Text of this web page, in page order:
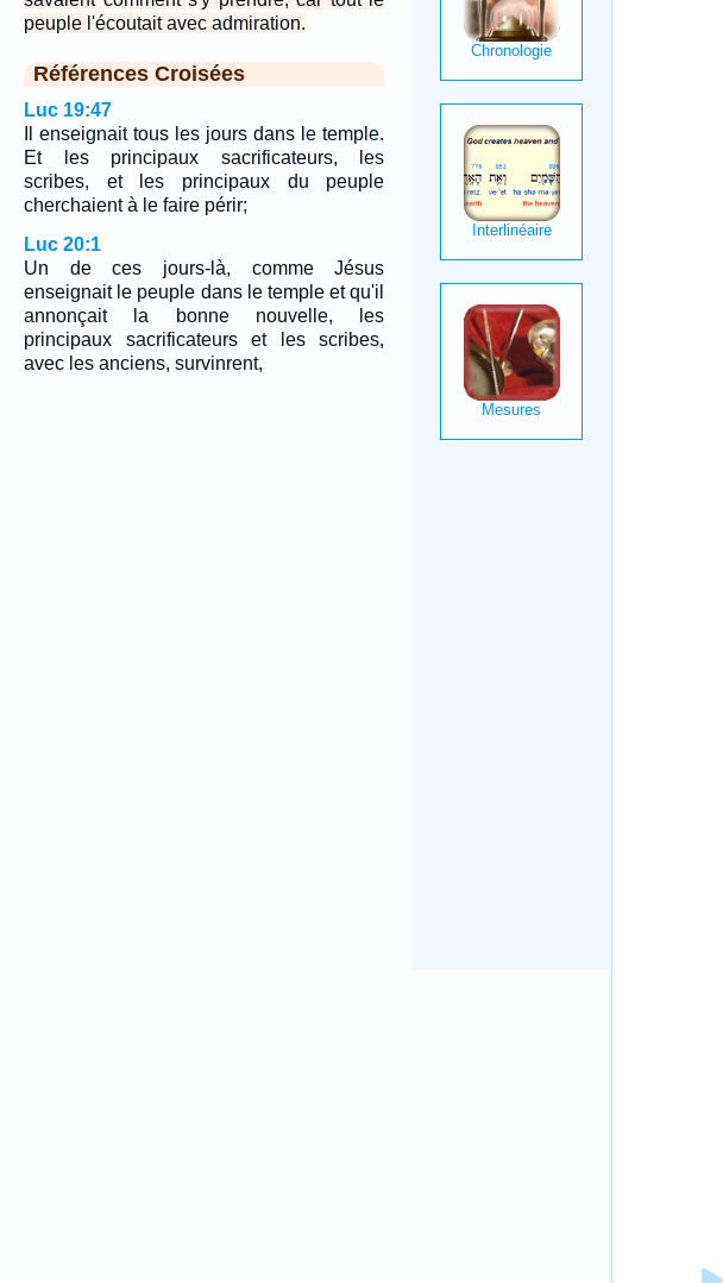
peuple l'écoutait avec admiration.
Références Croisées
Luc 19:47
Il enseignait tous les jours dans le temple.
Et les principaux sacrificateurs, les
scribes, et les principaux du peuple
cherchaient à le faire périr;
Luc 20:1
Un de ces jours-là, comme Jésus
enseignait le peuple dans le temple et qu'il
annonçait la bonne nouvelle, les
principaux sacrificateurs et les scribes,
avec les anciens, survinrent,